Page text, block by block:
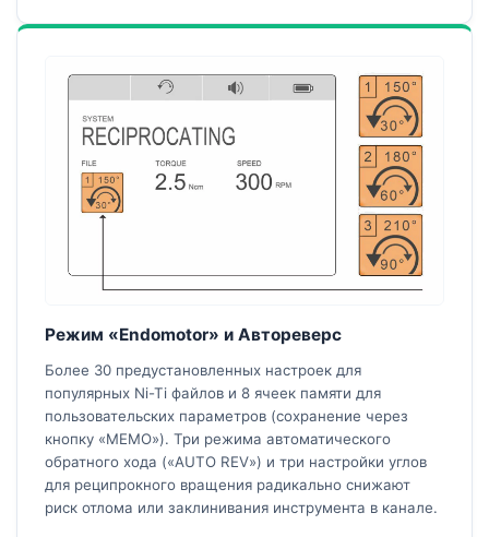
Режим «Endomotor» и Автореверс
Более 30 предустановленных настроек для
популярных Ni-Ti файлов и 8 ячеек памяти для
пользовательских параметров (сохранение через
кнопку «MEMO»). Три режима автоматического
обратного хода («AUTO REV») и три настройки углов
для реципрокного вращения радикально снижают
риск отлома или заклинивания инструмента в канале.